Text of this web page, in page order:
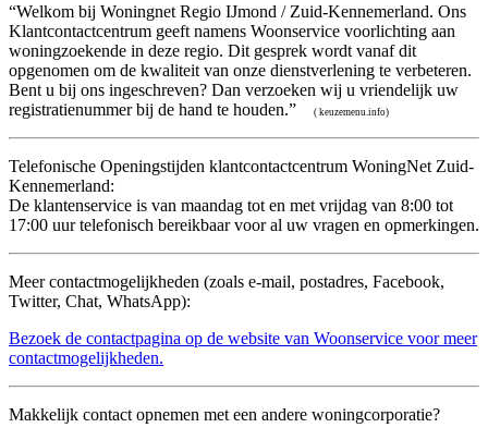
“Welkom bij Woningnet Regio IJmond / Zuid-Kennemerland. Ons
Klantcontactcentrum geeft namens Woonservice voorlichting aan
woningzoekende in deze regio. Dit gesprek wordt vanaf dit
opgenomen om de kwaliteit van onze dienstverlening te verbeteren.
Bent u bij ons ingeschreven? Dan verzoeken wij u vriendelijk uw
registratienummer bij de hand te houden.”
( keuzemenu.info)
Telefonische Openingstijden klantcontactcentrum WoningNet Zuid-
Kennemerland:
De klantenservice is van maandag tot en met vrijdag van 8:00 tot
17:00 uur telefonisch bereikbaar voor al uw vragen en opmerkingen.
Meer contactmogelijkheden (zoals e-mail, postadres, Facebook,
Twitter, Chat, WhatsApp):
Bezoek de contactpagina op de website van Woonservice voor meer
contactmogelijkheden.
Makkelijk contact opnemen met een andere woningcorporatie?